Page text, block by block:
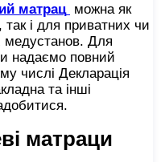
матрац можна як
і для приватних чи
медустанов. Для
надаємо повний
числі Декларація
та інші
матраци